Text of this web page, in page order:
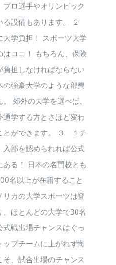
ロ選手やオリンピック
る設備もあります。 ２
学負担！ スポーツ大学
ココ！ もちろん、保険
担しなければならない
の強豪大学のような部費
郊外の大学を選べば、
通学する方とさほど変わ
とができます。 ３ １チ
入部を認められれば公式
る！ 日本の名門校とも
名以上が在籍すること
リカの大学スポーツは登
ほとんどの大学で30名
戦出場チャンスはぐっ
ップチームに上がれず悔
そ、試合出場のチャンス